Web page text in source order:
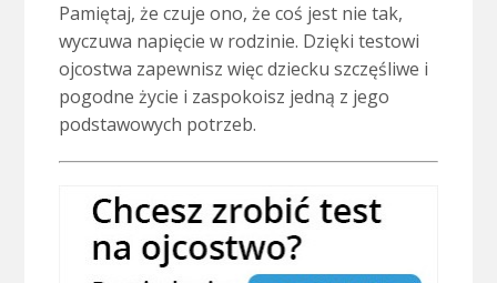
Pamiętaj, że czuje ono, że coś jest nie tak,
wyczuwa napięcie w rodzinie. Dzięki testowi
ojcostwa zapewnisz więc dziecku szczęśliwe i
pogodne życie i zaspokoisz jedną z jego
podstawowych potrzeb.